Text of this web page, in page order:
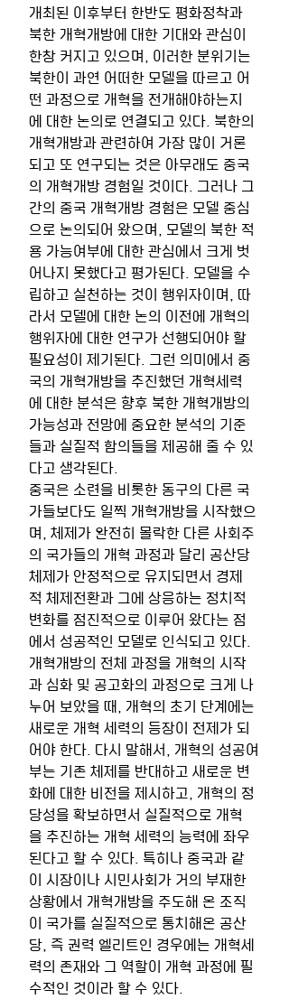
개최된 이후부터 한반도 평화정착과
북한 개혁개방에 대한 기대와 관심이
한창 커지고 있으며, 이러한 분위기는
북한이 과연 어떠한 모델을 따르고 어
떤 과정으로 개혁을 전개해야하는지
에 대한 논의로 연결되고 있다. 북한의
개혁개방과 관련하여 가장 많이 거론
되고 또 연구되는 것은 아무래도 중국
의 개혁개방 경험일 것이다. 그러나 그
간의 중국 개혁개방 경험은 모델 중심
으로 논의되어 왔으며, 모델의 북한 적
용 가능여부에 대한 관심에서 크게 벗
어나지 못했다고 평가된다. 모델을 수
립하고 실천하는 것이 행위자이며, 따
라서 모델에 대한 논의 이전에 개혁의
행위자에 대한 연구가 선행되어야 할
필요성이 제기된다. 그런 의미에서 중
국의 개혁개방을 추진했던 개혁세력
에 대한 분석은 향후 북한 개혁개방의
가능성과 전망에 중요한 분석의 기준
들과 실질적 함의들을 제공해 줄 수 있
다고 생각된다.
중국은 소련을 비롯한 동구의 다른 국
가들보다도 일찍 개혁개방을 시작했으
며, 체제가 완전히 몰락한 다른 사회주
의 국가들의 개혁 과정과 달리 공산당
체제가 안정적으로 유지되면서 경제
적 체제전환과 그에 상응하는 정치적
변화를 점진적으로 이루어 왔다는 점
에서 성공적인 모델로 인식되고 있다.
개혁개방의 전체 과정을 개혁의 시작
과 심화 및 공고화의 과정으로 크게 나
누어 보았을 때, 개혁의 초기 단계에는
새로운 개혁 세력의 등장이 전제가 되
어야 한다. 다시 말해서, 개혁의 성공여
부는 기존 체제를 반대하고 새로운 변
화에 대한 비전을 제시하고, 개혁의 정
당성을 확보하면서 실질적으로 개혁
을 추진하는 개혁 세력의 능력에 좌우
된다고 할 수 있다. 특히나 중국과 같
이 시장이나 시민사회가 거의 부재한
상황에서 개혁개방을 주도해 온 조직
이 국가를 실질적으로 통치해온 공산
당, 즉 권력 엘리트인 경우에는 개혁세
력의 존재와 그 역할이 개혁 과정에 필
수적인 것이라 할 수 있다.